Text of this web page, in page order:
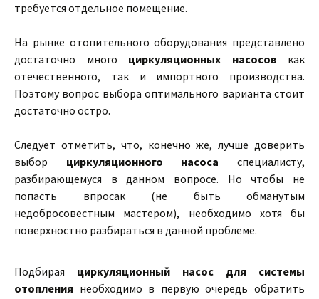
требуется отдельное помещение.
На рынке отопительного оборудования представлено
достаточно много циркуляционных насосов как
отечественного, так и импортного производства.
Поэтому вопрос выбора оптимального варианта стоит
достаточно остро.
Следует отметить, что, конечно же, лучше доверить
выбор циркуляционного насоса специалисту,
разбирающемуся в данном вопросе. Но чтобы не
попасть впросак (не быть обманутым
недобросовестным мастером), необходимо хотя бы
поверхностно разбираться в данной проблеме.
Подбирая циркуляционный насос для системы
отопления необходимо в первую очередь обратить